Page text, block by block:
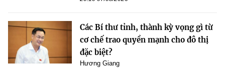
Các Bí thư tỉnh, thành kỳ vọng gì từ
cơ chế trao quyền mạnh cho đô thị
đặc biệt?
Hương Giang